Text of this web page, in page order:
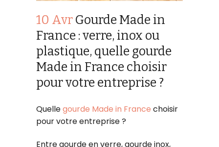
10 Avr Gourde Made in
France : verre, inox ou
plastique, quelle gourde
Made in France choisir
pour votre entreprise ?
Quellegourde Made in France choisir
pour votre entreprise ?
Entre gourde en verre, gourde inox,